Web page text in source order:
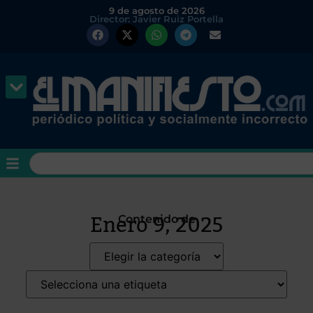
9 de agosto de 2026
Director: Javier Ruiz Portella
Contenido de
Enero 9, 2025